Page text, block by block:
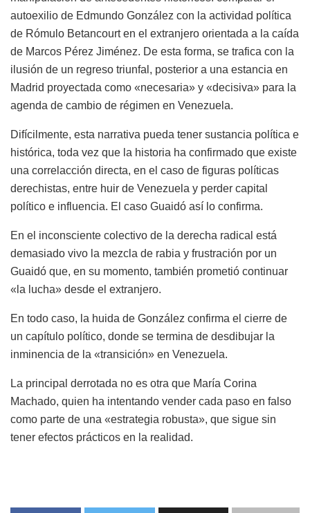
autoexilio de Edmundo González con la actividad política
de Rómulo Betancourt en el extranjero orientada a la caída
de Marcos Pérez Jiménez. De esta forma, se trafica con la
ilusión de un regreso triunfal, posterior a una estancia en
Madrid proyectada como «necesaria» y «decisiva» para la
agenda de cambio de régimen en Venezuela.
Difícilmente, esta narrativa pueda tener sustancia política e
histórica, toda vez que la historia ha confirmado que existe
una correlacción directa, en el caso de figuras políticas
derechistas, entre huir de Venezuela y perder capital
político e influencia. El caso Guaidó así lo confirma.
En el inconsciente colectivo de la derecha radical está
demasiado vivo la mezcla de rabia y frustración por un
Guaidó que, en su momento, también prometió continuar
«la lucha» desde el extranjero.
En todo caso, la huida de González confirma el cierre de
un capítulo político, donde se termina de desdibujar la
inminencia de la «transición» en Venezuela.
La principal derrotada no es otra que María Corina
Machado, quien ha intentando vender cada paso en falso
como parte de una «estrategia robusta», que sigue sin
tener efectos prácticos en la realidad.